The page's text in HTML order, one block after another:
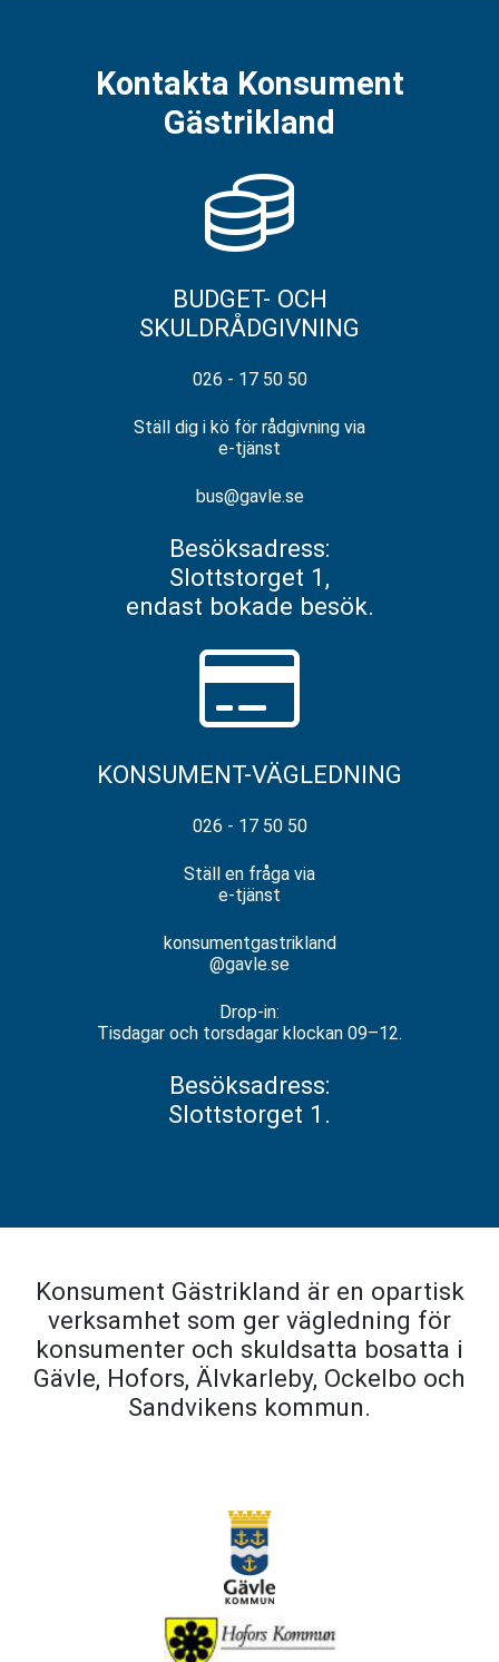
Kontakta Konsument
Gästrikland
BUDGET- OCH
SKULDRÅDGIVNING
026 - 17 50 50
Ställ dig i kö för rådgivning via
e-tjänst
bus@gavle.se
Besöksadress:
Slottstorget 1,
endast bokade besök.
KONSUMENT-VÄGLEDNING
026 - 17 50 50
Ställ en fråga via
e-tjänst
konsumentgastrikland
@gavle.se
Drop-in:
Tisdagar och torsdagar klockan 09–12.
Besöksadress:
Slottstorget 1.
Konsument Gästrikland är en opartisk
verksamhet som ger vägledning för
konsumenter och skuldsatta bosatta i
Gävle, Hofors, Älvkarleby, Ockelbo och
Sandvikens kommun.